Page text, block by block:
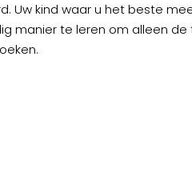
Uw kind waar u het beste
manier te leren om alleen